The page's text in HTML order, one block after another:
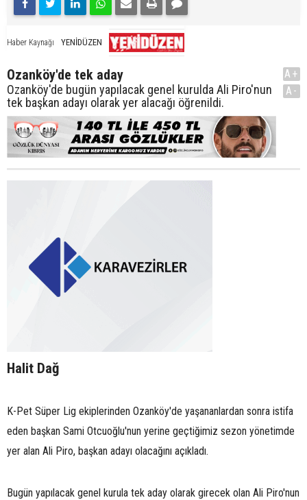
Haber Kaynağı YENİDÜZEN
Ozanköy'de tek aday
Ozanköy'de bugün yapılacak genel kurulda Ali Piro'nun
tek başkan adayı olarak yer alacağı öğrenildi.
A+
A-
Halit Dağ
K-Pet Süper Lig ekiplerinden Ozanköy'de yaşananlardan sonra istifa
eden başkan Sami Otcuoğlu'nun yerine geçtiğimiz sezon yönetimde
yer alan Ali Piro, başkan adayı olacağını açıkladı.
Bugün yapılacak genel kurula tek aday olarak girecek olan Ali Piro'nun